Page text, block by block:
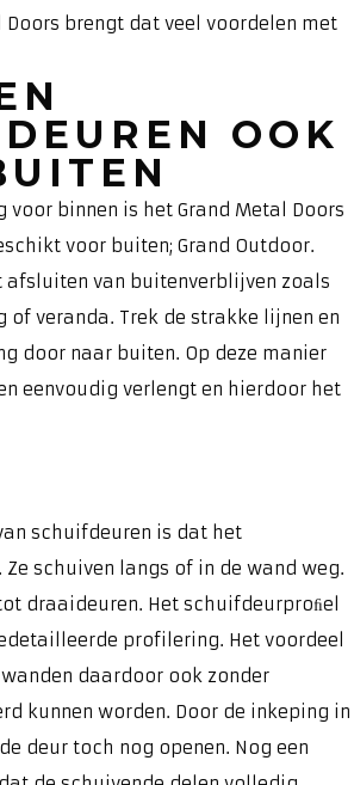
Doors brengt dat veel voordelen met
OOK
voor binnen is het Grand Metal Doors
voor buiten; Grand Outdoor.
afsluiten van buitenverblijven zoals
of veranda. Trek de strakke lijnen en
door naar buiten. Op deze manier
eenvoudig verlengt en hierdoor het
schuifdeuren is dat het
schuiven langs of in de wand weg.
draaideuren. Het schuifdeurproﬁel
profilering. Het voordeel
daardoor ook zonder
kunnen worden. Door de inkeping in
deur toch nog openen. Nog een